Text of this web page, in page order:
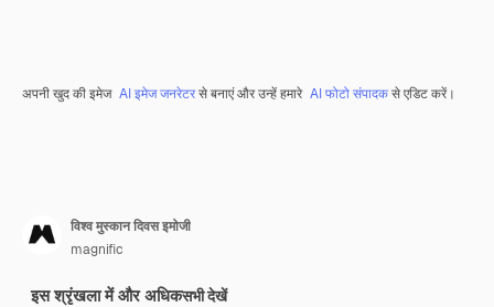
अपनी खुद की इमेज AI इमेज जनरेटरसे बनाएं और उन्हें हमारे AI फोटो संपादकसे एडिट करें।
विश्व मुस्कान दिवस इमोजी
magnific
इस श्रृंखला में और अधिकसभी देखें